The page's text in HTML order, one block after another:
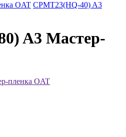
OAT CPMT23(HQ-40) A3
A3 Мастер-